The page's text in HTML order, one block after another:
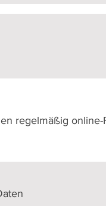
regelmäßig